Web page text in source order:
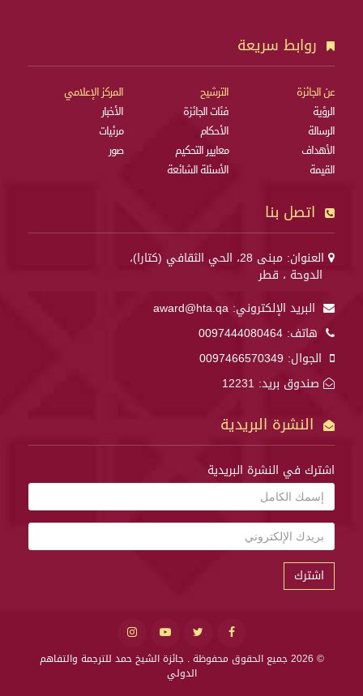
روابط سريعة
عن الجائزة
الرؤية
الرسالة
الأهداف
القيمة
الترشيح
فئات الجائزة
الأحكام
معايير التحكيم
الأسئلة الشائعة
المركز الإعلامي
الأخبار
مرئيات
صور
اتصل بنا
العنوان: مبنى 28، الحي الثقافي (كتارا)،
الدوحة ، قطر
البريد الإلكتروني: award@hta.qa
هاتف: 0097444080464
الجوال: 0097466570349
صندوق بريد: 12231
النشرة البريدية
اشترك في النشرة البريدية
اشترك
© 2026 جميع الحقوق محفوظة .
جائزة الشيخ حمد للترجمة والتفاهم
الدولي